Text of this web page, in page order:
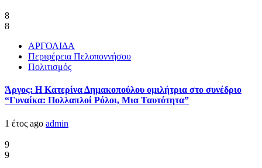
8
8
ΑΡΓΟΛΙΔΑ
Περιφέρεια Πελοποννήσου
Πολιτισμός
Άργος: Η Κατερίνα Δημακοπούλου ομιλήτρια στο συνέδριο
“Γυναίκα: Πολλαπλοί Ρόλοι, Μια Ταυτότητα”
1 έτος ago admin
9
9